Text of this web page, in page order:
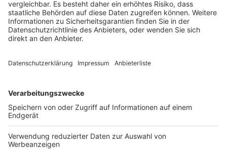
B292 1 BundesstraßeB292
1
B470 1 BundesstraßeB470